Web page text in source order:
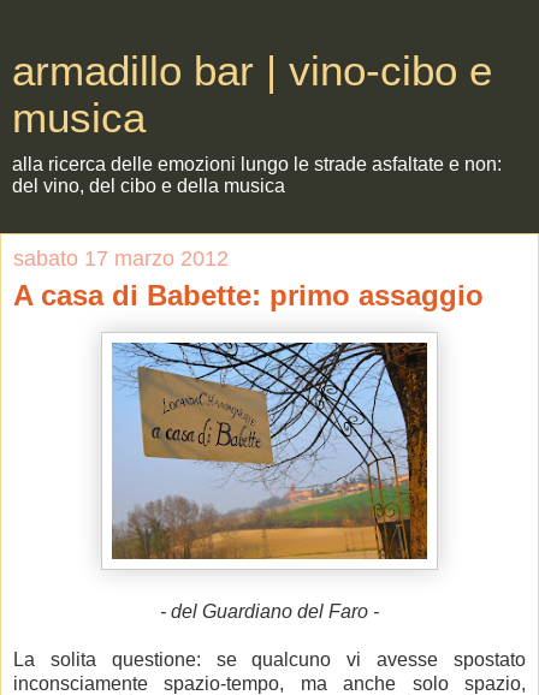
armadillo bar | vino-cibo e
musica
alla ricerca delle emozioni lungo le strade asfaltate e non:
del vino, del cibo e della musica
sabato 17 marzo 2012
A casa di Babette: primo assaggio
- del Guardiano del Faro -
La solita questione: se qualcuno vi avesse spostato
inconsciamente spazio-tempo, ma anche solo spazio,